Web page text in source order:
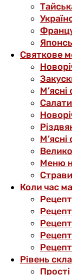
Святкове
Меню
Коли час
Рівень